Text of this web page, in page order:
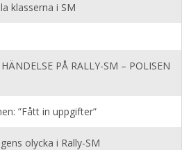
klasserna i SM
PÅ RALLY-SM – POLISEN
”Fått in uppgifter”
olycka i Rally-SM